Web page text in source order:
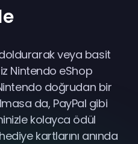
veya basit
Nintendo eShop
doğrudan bir
da, PayPal gibi
kolayca ödül
kartlarını anında